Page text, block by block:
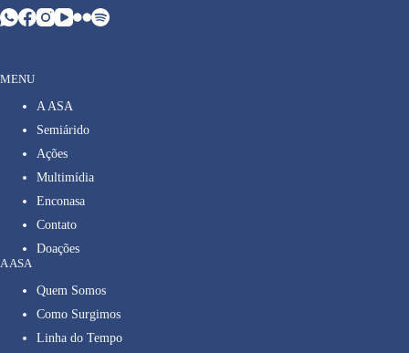
MENU
A ASA
Semiárido
Ações
Multimídia
Enconasa
Contato
Doações
A ASA
Quem Somos
Como Surgimos
Linha do Tempo